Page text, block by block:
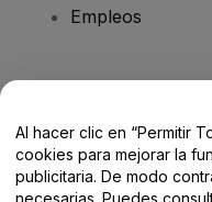
Empleos
Centro de
Al hacer clic en “Permitir
cookies para mejorar la
publicitaria. De modo
necesarias. Puedes